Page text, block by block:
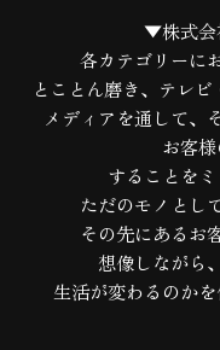
▼株式会
各カテゴリーに
とことん磨き、テレ
メディアを通して、
お客
することを
ただのモノとし
その先にあるお
想像しながら、
生活が変わるのか